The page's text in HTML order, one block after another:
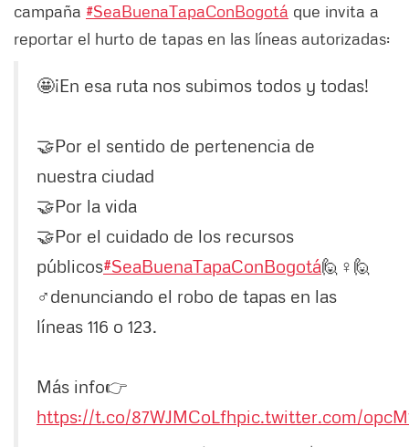
campaña #SeaBuenaTapaConBogotá que invita a
reportar el hurto de tapas en las líneas autorizadas:
🤩¡En esa ruta nos subimos todos y todas!
🤝Por el sentido de pertenencia de
nuestra ciudad
🤝Por la vida
🤝Por el cuidado de los recursos
públicos#SeaBuenaTapaConBogotá🙋♀️🙋
♂️denunciando el robo de tapas en las
líneas 116 o 123.
Más info👉
https://t.co/87WJMCoLfhpic.twitter.com/